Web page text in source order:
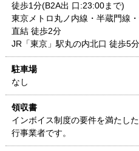
徒歩1分(B2A出 口:23:00まで)
東京メトロ丸ノ内線・半蔵門線
直結 徒歩2分
JR「東京」駅丸の内北口 徒歩5
駐車場
なし
領収書
インボイス制度の要件を満たし
行事業者です。